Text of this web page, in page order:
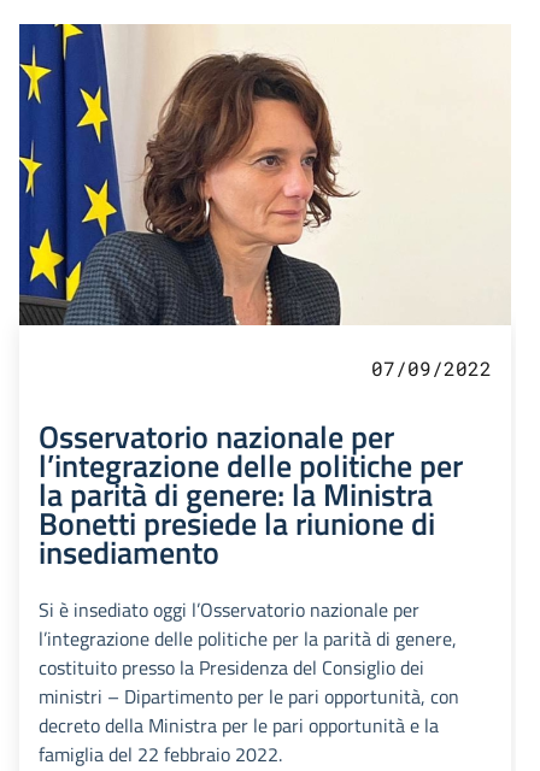
07/09/2022
Osservatorio nazionale per
l’integrazione delle politiche per
la parità di genere: la Ministra
Bonetti presiede la riunione di
insediamento
Si è insediato oggi l’Osservatorio nazionale per
l’integrazione delle politiche per la parità di genere,
costituito presso la Presidenza del Consiglio dei
ministri – Dipartimento per le pari opportunità, con
decreto della Ministra per le pari opportunità e la
famiglia del 22 febbraio 2022.